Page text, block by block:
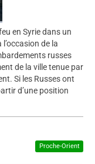
en Syrie dans un
de la
russes
de la ville tenue par
Si les Russes ont
d’une position
Proche-Orient